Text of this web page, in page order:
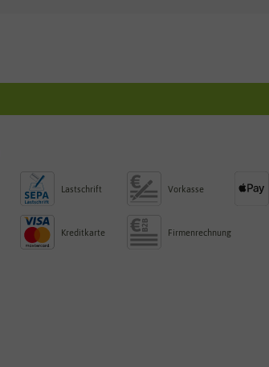
Lastschrift Vorkasse
Kreditkarte Firmenrechnung